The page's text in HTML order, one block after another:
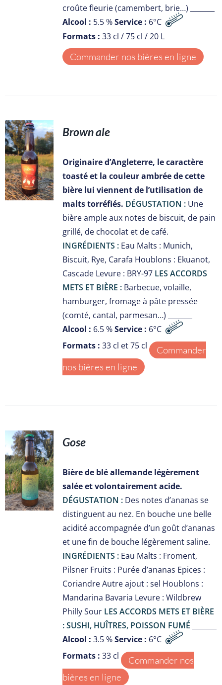
croûte fleurie (camembert, brie…) _______
Alcool : 5.5 %Service : 6°C
Formats : 33 cl / 75 cl / 20 L
Commander nos bières en ligne
Brown ale
Originaire d’Angleterre, le caractère
toasté et la couleur ambrée de cette
bière lui viennent de l’utilisation de
malts torréfiés. DÉGUSTATION :Une
bière ample aux notes de biscuit, de pain
grillé, de chocolat et de café.
INGRÉDIENTS :Eau Malts : Munich,
Biscuit, Rye, Carafa Houblons : Ekuanot,
Cascade Levure : BRY-97 LES ACCORDS
METS ET BIÈRE :Barbecue, volaille,
hamburger, fromage à pâte pressée
(comté, cantal, parmesan…) _______
Alcool : 6.5 %Service : 6°C
Formats : 33 cl et 75 cl
Commander
nos bières en ligne
Gose
Bière de blé allemande légèrement
salée et volontairement acide.
DÉGUSTATION :Des notes d’ananas se
distinguent au nez. En bouche une belle
acidité accompagnée d’un goût d’ananas
et une fin de bouche légèrement saline.
INGRÉDIENTS :Eau Malts : Froment,
Pilsner Fruits : Purée d’ananas Epices :
Coriandre Autre ajout : sel Houblons :
Mandarina Bavaria Levure : Wildbrew
Philly Sour LES ACCORDS METS ET BIÈRE
: SUSHI, HUÎTRES, POISSON FUMÉ
Alcool : 3.5 %Service : 6°C
Formats : 33 cl
Commander nos
bières en ligne